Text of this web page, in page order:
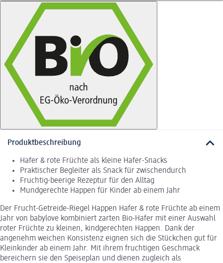
Produktbeschreibung
Hafer & rote Früchte als kleine Hafer-Snacks
Praktischer Begleiter als Snack für zwischendurch
Fruchtig-beerige Rezeptur für den Alltag
Mundgerechte Happen für Kinder ab einem Jahr
Der Frucht-Getreide-Riegel Happen Hafer & rote Früchte ab einem
Jahr von babylove kombiniert zarten Bio-Hafer mit einer Auswahl
roter Früchte zu kleinen, kindgerechten Happen. Dank der
angenehm weichen Konsistenz eignen sich die Stückchen gut für
Kleinkinder ab einem Jahr. Mit ihrem fruchtigen Geschmack
bereichern sie den Speiseplan und dienen zugleich als